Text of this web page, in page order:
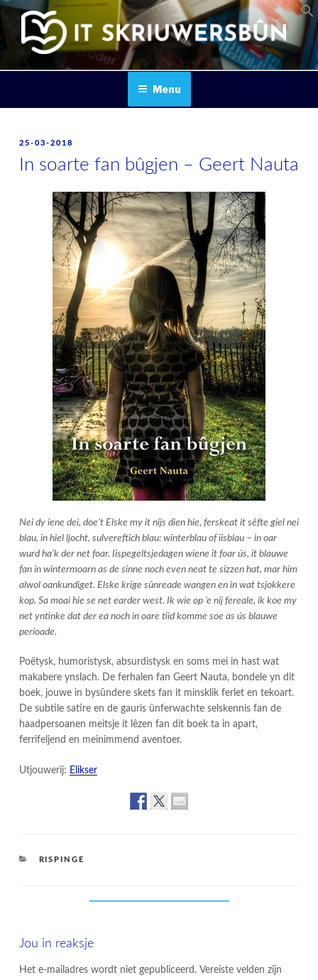
Skip
content
IT SKRIUWERSBOUN
Menu
POSTED
25-03-2018
In soarte fan bûgjen – Geert Nauta
Nei dy iene dei, doe’t Elske my it nijs dien hie, ferskeat it sêfte giel nei
blau, in hiel ljocht, sulvereftich blau: winterblau of iisblau – in oar
wurd ha’k der net foar. Iispegeltsjedagen wiene it foar ús, it blauwe
fan in wintermoarn as de sinne noch even neat te sizzen hat, mar him
alwol oankundiget. Elske krige sûnreade wangen en in wat tsjokkere
kop. Sa moai hie se net earder west. Ik wie op ‘e nij fereale, ik koe my
net yntinke dat der ea noch in oare tiid komme soe as ús blauwe
perioade.
Poëtysk, humoristysk, absurdistysk en soms mei in hast wat
makabere ynslach. De ferhalen fan Geert Nauta, bondele yn dit
boek, jouwe in bysûndere skets fan it minsklik ferlet en tekoart.
De subtile satire en de gauris ûnferwachte selskennis fan de
haadpersoanen meitsje it lêzen fan dit boek ta in apart,
ferrifeljend en meinimmend aventoer.
Utjouwerij: Elikser
CATEGORIES
RISPINGE
Jou in reaksje
Het e-mailadres wordt niet gepubliceerd. Vereiste velden zijn